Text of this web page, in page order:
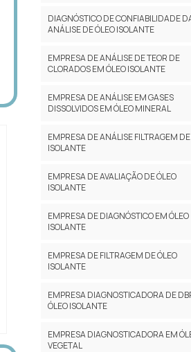
DIAGNÓSTICO DE CONFIABILIDADE
ANÁLISE DE ÓLEO ISOLANTE
EMPRESA DE ANÁLISE DE TEOR DE
CLORADOS EM ÓLEO ISOLANTE
EMPRESA DE ANÁLISE EM GASES
DISSOLVIDOS EM ÓLEO MINERAL
EMPRESA DE ANÁLISE FILTRAGEM DE
ISOLANTE
EMPRESA DE AVALIAÇÃO DE ÓLEO
ISOLANTE
EMPRESA DE DIAGNÓSTICO EM ÓLEO
ISOLANTE
EMPRESA DE FILTRAGEM DE ÓLEO
ISOLANTE
EMPRESA DIAGNOSTICADORA DE
ÓLEO ISOLANTE
EMPRESA DIAGNOSTICADORA EM
VEGETAL